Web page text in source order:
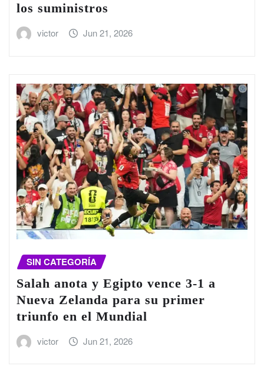
los suministros
victor Jun 21, 2026
SIN CATEGORÍA
Salah anota y Egipto vence 3-1 a
Nueva Zelanda para su primer
triunfo en el Mundial
victor Jun 21, 2026